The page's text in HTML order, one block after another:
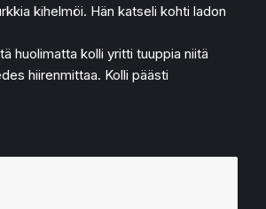
kihelmöi. Hän katseli kohti ladon
huolimatta kolli yritti tuuppia niitä
hiirenmittaa. Kolli päästi